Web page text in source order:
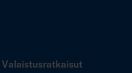
Valaistusratkaisut